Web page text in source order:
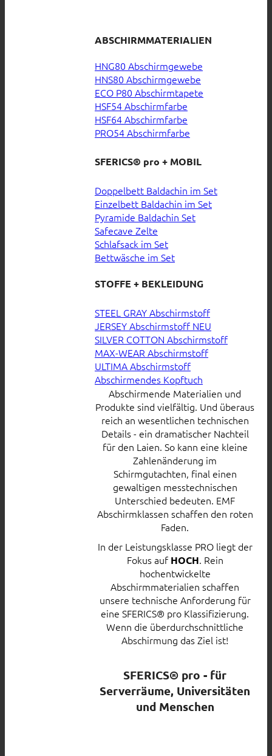
ABSCHIRMMATERIALIEN
HNG80 Abschirmgewebe
HNS80 Abschirmgewebe
ECO P80 Abschirmtapete
HSF54 Abschirmfarbe
HSF64 Abschirmfarbe
PRO54 Abschirmfarbe
SFERICS® pro + MOBIL
Doppelbett Baldachin im Set
Einzelbett Baldachin im Set
Pyramide Baldachin Set
Safecave Zelte
Schlafsack im Set
Bettwäsche im Set
STOFFE + BEKLEIDUNG
STEEL GRAY Abschirmstoff
JERSEY Abschirmstoff
SILVER COTTON Abschirmstoff
MAX-WEAR Abschirmstoff
ULTIMA Abschirmstoff
Abschirmendes Kopftuch
Abschirmende Materialien und
Produkte sind vielfältig. Und überaus
reich an wesentlichen technischen
Details - ein dramatischer Nachteil
für den Laien. So kann eine kleine
Zahlenänderung im
Schirmgutachten, final einen
gewaltigen messtechnischen
Unterschied bedeuten. EMF
Abschirmklassen schaffen den roten
Faden.
In der Leistungsklasse PRO liegt der
Fokus auf HOCH. Rein
hochentwickelte
Abschirmmaterialien schaffen
unsere technische Anforderung für
eine SFERICS® pro Klassifizierung.
Wenn die überdurchschnittliche
Abschirmung das Ziel ist!
SFERICS® pro - für
Serverräume, Universitäten
und Menschen